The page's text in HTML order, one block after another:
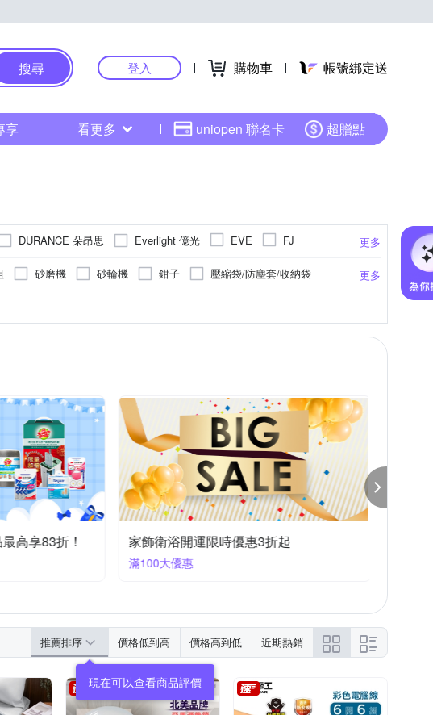
搜尋 登入 購物車 帳號綁定送
享 看更多 uniopen 聯名卡 超贈點
更多
DURANCE 朵昂思 Everlight 億光 EVE
FJ
PHILIPS 飛利浦 PowerSync 群加
POLYWELL
更多
砂磨機 砂輪機 鉗子
壓縮袋/防塵套/收納袋
層架/收納架/層架衣櫥
收納筒/收納罐
高享83折！ 家飾衛浴開運限時優惠3折起
滿100大優惠
推薦排序 價格低到高 價格高到低 近期熱銷